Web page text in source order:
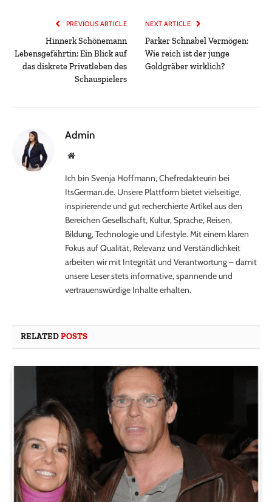
PREVIOUS ARTICLE
Hinnerk Schönemann
Lebensgefährtin: Ein Blick auf
das diskrete Privatleben des
Schauspielers
NEXT ARTICLE
Parker Schnabel Vermögen:
Wie reich ist der junge
Goldgräber wirklich?
Admin
Website
Ich bin Svenja Hoffmann, Chefredakteurin bei
ItsGerman.de. Unsere Plattform bietet vielseitige,
inspirierende und gut recherchierte Artikel aus den
Bereichen Gesellschaft, Kultur, Sprache, Reisen,
Bildung, Technologie und Lifestyle. Mit einem klaren
Fokus auf Qualität, Relevanz und Verständlichkeit
arbeiten wir mit Integrität und Verantwortung – damit
unsere Leser stets informative, spannende und
vertrauenswürdige Inhalte erhalten.
RELATEDPOSTS